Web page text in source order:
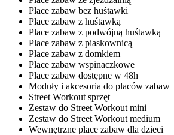
Place zabaw bez huśtawki
Place zabaw z huśtawką
Place zabaw z podwójną huśtawką
Place zabaw z piaskownicą
Place zabaw z domkiem
Place zabaw wspinaczkowe
Place zabaw dostępne w 48h
Moduły i akcesoria do placów zabaw
Street Workout sprzęt
Zestaw do Street Workout mini
Zestaw do Street Workout medium
Wewnętrzne place zabaw dla dzieci